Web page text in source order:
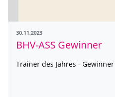
30.11.2023
BHV-ASS Gewinner
Trainer des Jahres -